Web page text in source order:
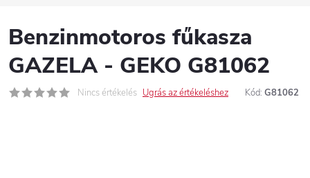
Benzinmotoros fűkasza
GAZELA - GEKO G81062
Nincs értékelés Ugrás az értékeléshez Kód: G81062